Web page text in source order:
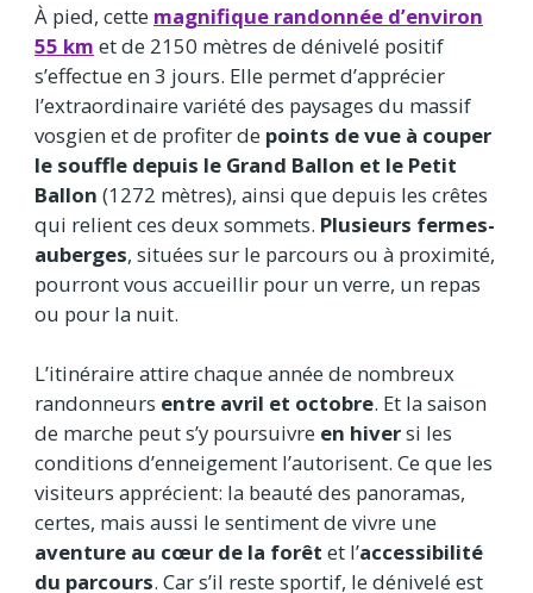
À pied, cette magnifique randonnée d’environ
55 km et de 2150 mètres de dénivelé positif
s’effectue en 3 jours. Elle permet d’apprécier
l’extraordinaire variété des paysages du massif
vosgien et de profiter de points de vue à couper
le souffle depuis le Grand Ballon et le Petit
Ballon (1272 mètres), ainsi que depuis les crêtes
qui relient ces deux sommets. Plusieurs fermes-
auberges, situées sur le parcours ou à proximité,
pourront vous accueillir pour un verre, un repas
ou pour la nuit.
L’itinéraire attire chaque année de nombreux
randonneurs entre avril et octobre. Et la saison
de marche peut s’y poursuivre en hiversi les
conditions d’enneigement l’autorisent. Ce que les
visiteurs apprécient: la beauté des panoramas,
certes, mais aussi le sentiment de vivre une
aventure au cœur de la forêt et l’accessibilité
du parcours. Car s’il reste sportif, le dénivelé est